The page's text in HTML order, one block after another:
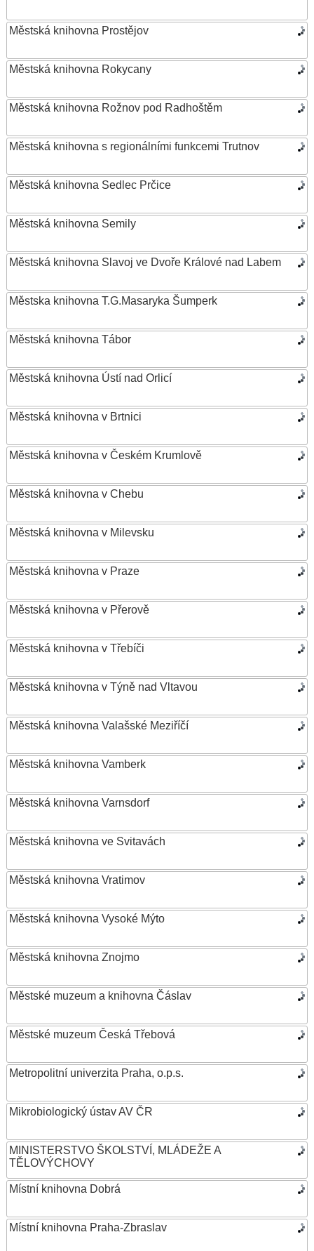
Městská knihovna Prostějov
Městská knihovna Rokycany
Městská knihovna Rožnov pod Radhoštěm
Městská knihovna s regionálními funkcemi Trutnov
Městská knihovna Sedlec Prčice
Městská knihovna Semily
Městská knihovna Slavoj ve Dvoře Králové nad Labem
Městska knihovna T.G.Masaryka Šumperk
Městská knihovna Tábor
Městská knihovna Ústí nad Orlicí
Městská knihovna v Brtnici
Městská knihovna v Českém Krumlově
Městská knihovna v Chebu
Městská knihovna v Milevsku
Městská knihovna v Praze
Městská knihovna v Přerově
Městská knihovna v Třebíči
Městská knihovna v Týně nad Vltavou
Městská knihovna Valašské Meziříčí
Městská knihovna Vamberk
Městská knihovna Varnsdorf
Městská knihovna ve Svitavách
Městská knihovna Vratimov
Městská knihovna Vysoké Mýto
Městská knihovna Znojmo
Městské muzeum a knihovna Čáslav
Městské muzeum Česká Třebová
Metropolitní univerzita Praha, o.p.s.
Mikrobiologický ústav AV ČR
MINISTERSTVO ŠKOLSTVÍ, MLÁDEŽE A
TĚLOVÝCHOVY
Místní knihovna Dobrá
Místní knihovna Praha-Zbraslav